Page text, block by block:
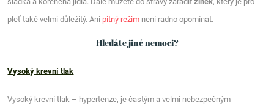
pleť také velmi důležitý. Ani pitný režim není radno opomínat.
Hledáte jiné nemoci?
Vysoký krevní tlak
Vysoký krevní tlak – hypertenze, je častým a velmi nebezpečným